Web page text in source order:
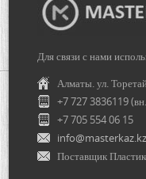
Для связи с нами
Алматы. ул.
+7 727 3836119
+7 705 554 06 15
info@masterkaz.kz
Поставщик